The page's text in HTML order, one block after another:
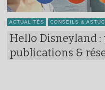
ACTUALITÉS CONSEILS &
Hello Disneyland
publications &